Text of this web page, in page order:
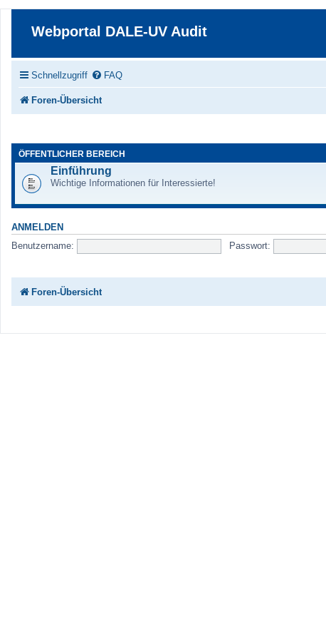
Webportal DALE-UV Audit
Schnellzugriff FAQ
Foren-Übersicht
ÖFFENTLICHER BEREICH
Einführung
Wichtige Informationen für Interessierte!
ANMELDEN
Benutzername: Passwort:
Foren-Übersicht